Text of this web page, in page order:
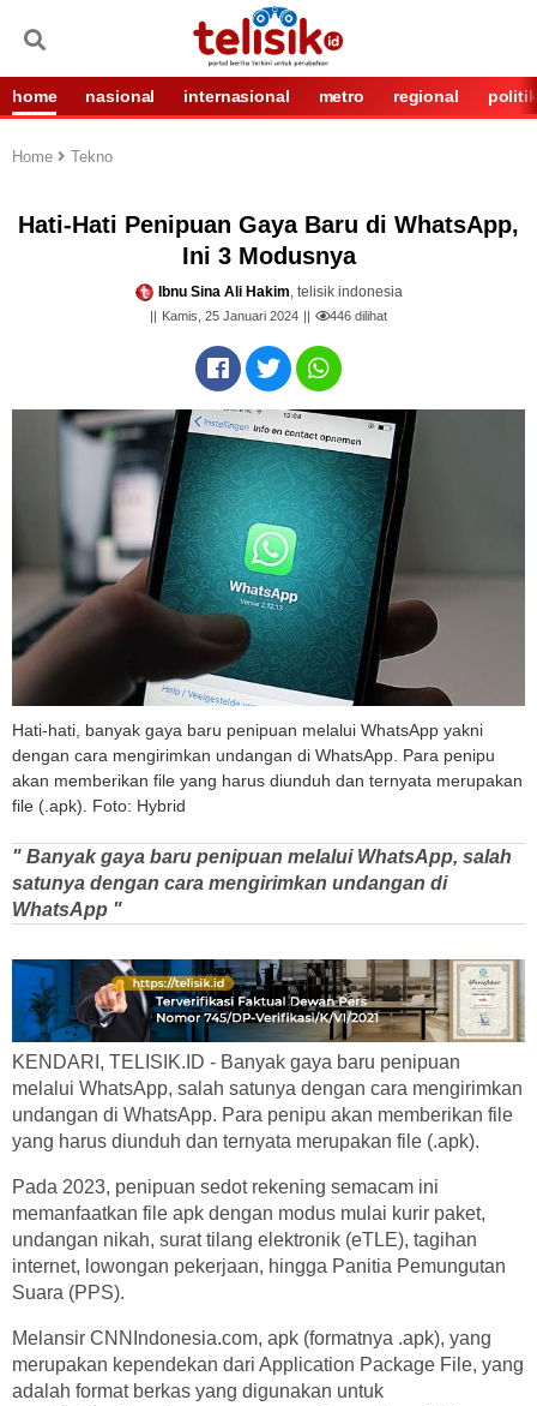
home nasional internasional metro regional politik
Home Tekno
Hati-Hati Penipuan Gaya Baru di WhatsApp,
Ini 3 Modusnya
Ibnu Sina Ali Hakim, telisik indonesia
Kamis, 25 Januari 2024 446 dilihat
Hati-hati, banyak gaya baru penipuan melalui WhatsApp yakni
dengan cara mengirimkan undangan di WhatsApp. Para penipu
akan memberikan file yang harus diunduh dan ternyata merupakan
file (.apk). Foto: Hybrid
" Banyak gaya baru penipuan melalui WhatsApp, salah
satunya dengan cara mengirimkan undangan di
WhatsApp "
KENDARI, TELISIK.ID - Banyak gaya baru penipuan
melalui WhatsApp, salah satunya dengan cara mengirimkan
undangan di WhatsApp. Para penipu akan memberikan file
yang harus diunduh dan ternyata merupakan file (.apk).
Pada 2023, penipuan sedot rekening semacam ini
memanfaatkan file apk dengan modus mulai kurir paket,
undangan nikah, surat tilang elektronik (eTLE), tagihan
internet, lowongan pekerjaan, hingga Panitia Pemungutan
Suara (PPS).
Melansir CNNIndonesia.com, apk (formatnya .apk), yang
merupakan kependekan dari Application Package File, yang
adalah format berkas yang digunakan untuk